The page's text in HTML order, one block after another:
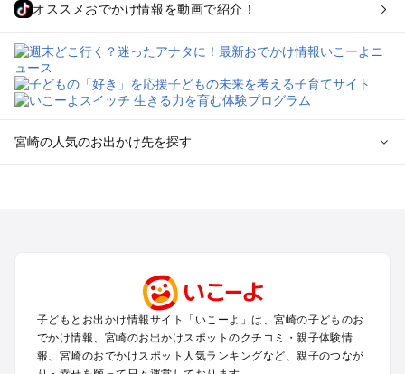
オススメおでかけ情報を動画で紹介！
宮崎の人気のお出かけ先を探す
宮崎の定番お出かけスポット
宮崎の遊園地
宮崎の動物園
子どもとお出かけ情報サイト「いこーよ」は、宮崎の子どものお
でかけ情報、宮崎のお出かけスポットのクチコミ・親子体験情
報、宮崎のおでかけスポット人気ランキングなど、親子のつなが